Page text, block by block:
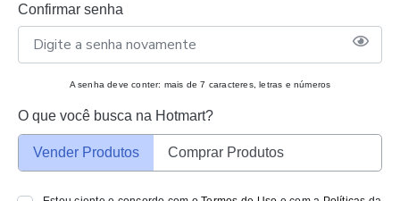
Confirmar senha
A senha deve conter: mais de 7 caracteres, letras e números
O que você busca na Hotmart?
Vender Produtos Comprar Produtos